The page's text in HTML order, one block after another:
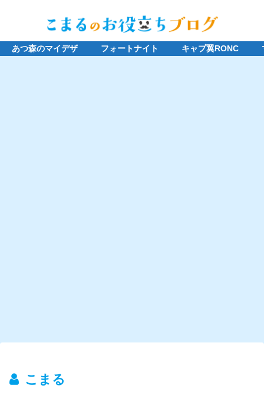
あつ森のマイデザ フォートナイト キャプ翼RONC
こまる